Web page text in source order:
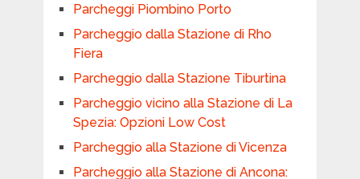
Parcheggi Piombino Porto
Parcheggio dalla Stazione di Rho
Fiera
Parcheggio dalla Stazione Tiburtina
Parcheggio vicino alla Stazione di La
Spezia: Opzioni Low Cost
Parcheggio alla Stazione di Vicenza
Parcheggio alla Stazione di Ancona: